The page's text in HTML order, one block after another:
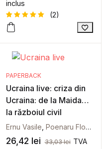
inclus
Evaluat la
pe baza a
2
de la
clienți
(2)
PAPERBACK
Ucraina live: criza din
Ucraina: de la Maidan
la războiul civil
Ernu Vasile Poenaru Florin
26,42 lei 33,03lei TVA